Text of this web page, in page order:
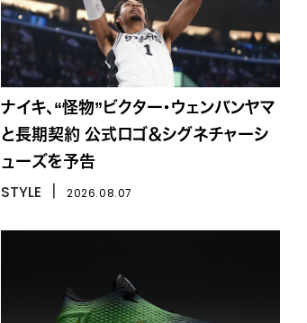
ナイキ、“怪物”ビクター・ウェンバンヤマ
と長期契約 公式ロゴ＆シグネチャーシ
ューズを予告
STYLE 2026.08.07